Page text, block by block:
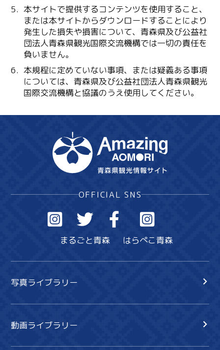
本サイトで提供するコンテンツを使用すること、
または本サイトからダウンロードすることにより
発生した損失や損害について、青森県及び公益社
団法人青森県観光国際交流機構では一切の責任を
負いません。
本規程に定めていない事項、または疑義ある事項
については、青森県及び公益社団法人青森県観光
国際交流機構と協議のうえ使用してください。
OFFICIAL SNS
まるごと青森 はらぺこ青森
写真ライブラリー
動画ライブラリー